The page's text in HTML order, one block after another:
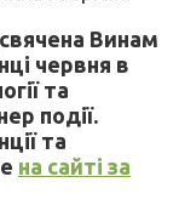
Винам
червня в
та
події.
та
на сайті за